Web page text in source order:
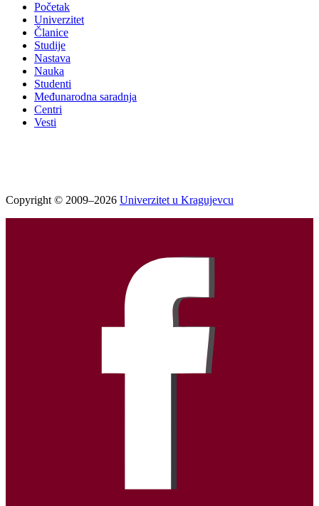
Početak
Univerzitet
Članice
Studije
Nastava
Nauka
Studenti
Međunarodna saradnja
Centri
Vesti
Copyright © 2009–2026 Univerzitet u Kragujevcu